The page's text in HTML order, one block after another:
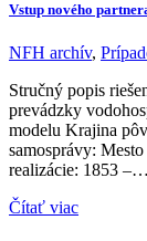
Vstup nového
NFH archív,
Stručný popis
prevádzky
modelu Krajina
samosprávy:
realizácie: 1853 –…
Čítať viac